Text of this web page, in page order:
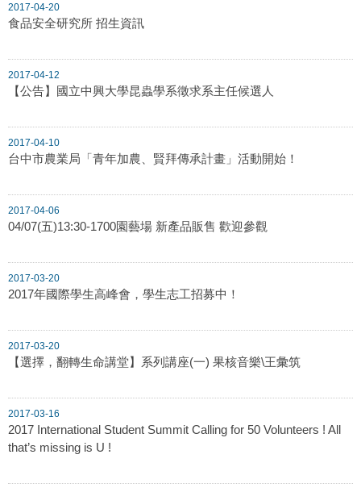
2017-04-20
食品安全研究所 招生資訊
2017-04-12
【公告】國立中興大學昆蟲學系徵求系主任候選人
2017-04-10
台中市農業局「青年加農、賢拜傳承計畫」活動開始！
2017-04-06
04/07(五)13:30-1700園藝場 新產品販售 歡迎參觀
2017-03-20
2017年國際學生高峰會，學生志工招募中！
2017-03-20
【選擇，翻轉生命講堂】系列講座(一) 果核音樂\王彙筑
2017-03-16
2017 International Student Summit Calling for 50 Volunteers ! All
that’s missing is U !